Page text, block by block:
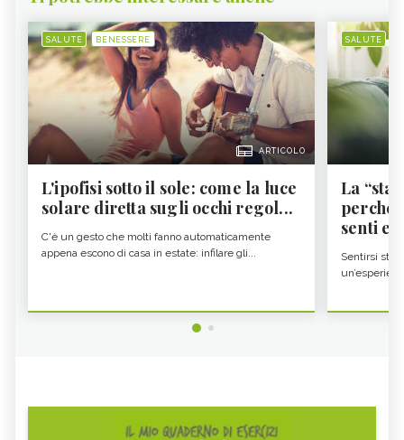
SALUTE BENESSERE
ARTICOLO
L'ipofisi sotto il sole: come la luce
solare diretta sugli occhi regol...
C'è un gesto che molti fanno automaticamente
appena escono di casa in estate: infilare gli...
SALUTE
La
perché
senti
Sentirsi